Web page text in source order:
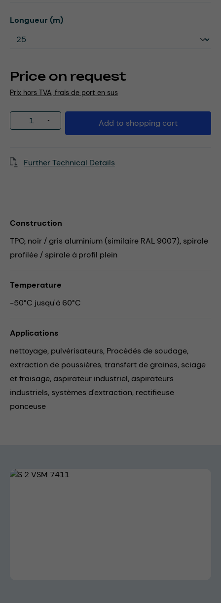
Price on request
Prix hors TVA, frais de port en sus
Select
Longueur (m)
Product Quantity: Enter the desired
Add to shopping cart
Further Technical Details
Construction
TPO, noir / gris aluminium (similaire RAL 9007), spirale
profilée / spirale à profil plein
Temperature
-50°C jusqu'à 60°C
Applications
nettoyage, pulvérisateurs, Procédés de soudage,
extraction de poussières,transfert de graines, sciage
et fraisage, aspirateur industriel, aspirateurs
industriels, systèmes d'extraction, rectifieuse
ponceuse
Skip image gallery